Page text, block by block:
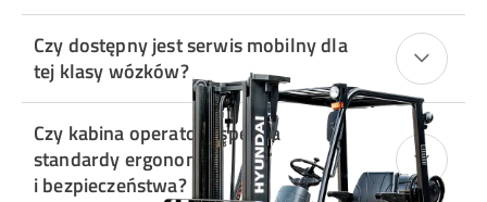
Czy dostępny jest serwis mobilny dla
tej klasy wózków?
Czy kabina operatora spełnia
standardy ergonomii
i bezpieczeństwa?